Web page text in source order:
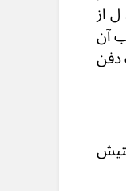
از
آن
دفن